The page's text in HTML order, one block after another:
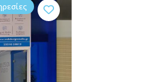
13
Δεν υπάρχουν ακόμα
αξιολογήσεις